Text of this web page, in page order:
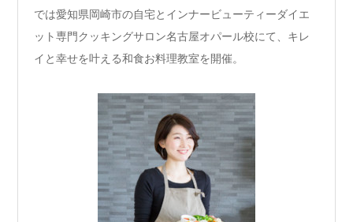
では愛知県岡崎市の自宅とインナービューティーダイエ
ット専門クッキングサロン名古屋オパール校にて、キレ
イと幸せを叶える和食お料理教室を開催。